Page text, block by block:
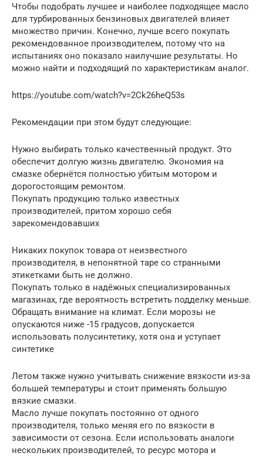
Чтобы подобрать лучшее и наиболее подходящее масло
для турбированных бензиновых двигателей влияет
множество причин. Конечно, лучше всего покупать
рекомендованное производителем, потому что на
испытаниях оно показало наилучшие результаты. Но
можно найти и подходящий по характеристикам аналог.
https://youtube.com/watch?v=2Ck26heQ53s
Рекомендации при этом будут следующие:
Нужно выбирать только качественный продукт. Это
обеспечит долгую жизнь двигателю. Экономия на
смазке обернётся полностью убитым мотором и
дорогостоящим ремонтом.
Покупать продукцию только известных
производителей, притом хорошо себя
зарекомендовавших
Никаких покупок товара от неизвестного
производителя, в непонятной таре со странными
этикетками быть не должно.
Покупать только в надёжных специализированных
магазинах, где вероятность встретить подделку меньше.
Обращать внимание на климат. Если морозы не
опускаются ниже -15 градусов, допускается
использовать полусинтетику, хотя она и уступает
синтетике
Летом также нужно учитывать снижение вязкости из-за
большей температуры и стоит применять большую
вязкие смазки.
Масло лучше покупать постоянно от одного
производителя, только меняя его по вязкости в
зависимости от сезона. Если использовать аналоги
нескольких производителей, то ресурс мотора и